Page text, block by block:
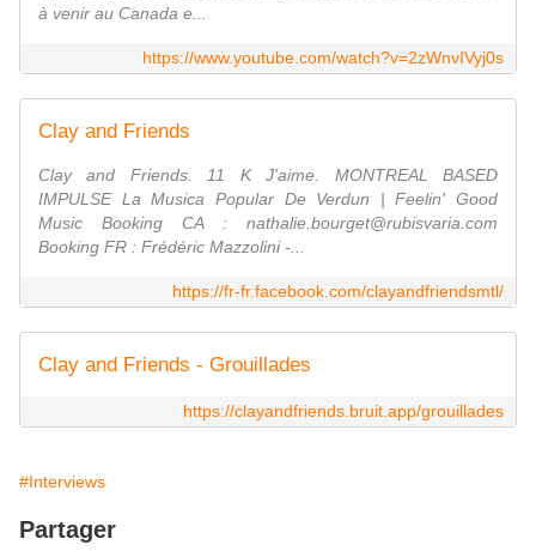
à venir au Canada e...
https://www.youtube.com/watch?v=2zWnvIVyj0s
Clay and Friends
Clay and Friends. 11 K J'aime. MONTREAL BASED
IMPULSE La Musica Popular De Verdun | Feelin' Good
Music Booking CA : nathalie.bourget@rubisvaria.com
Booking FR : Frédéric Mazzolini -...
https://fr-fr.facebook.com/clayandfriendsmtl/
Clay and Friends - Grouillades
https://clayandfriends.bruit.app/grouillades
#Interviews
Partager